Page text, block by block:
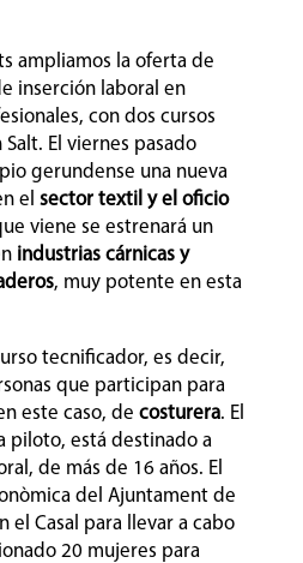
ampliamos la oferta de
inserción laboral en
con dos cursos
El viernes pasado
gerundense una nueva
el sector textil y el oficio
viene se estrenará un
industrias cárnicas y
, muy potente en esta
tecnificador, es decir,
que participan para
este caso, de costurera. El
piloto, está destinado a
de más de 16 años. El
del Ajuntament de
el Casal para llevar a cabo
20 mujeres para